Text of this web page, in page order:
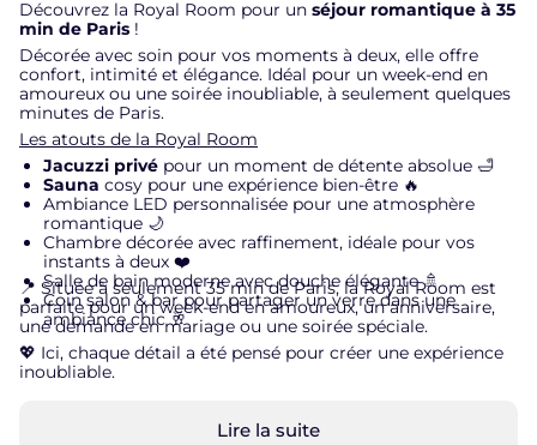
Découvrez la Royal Room pour un séjour romantique à 35
min de Paris !
Décorée avec soin pour vos moments à deux, elle offre
confort, intimité et élégance. Idéal pour un week-end en
amoureux ou une soirée inoubliable, à seulement quelques
minutes de Paris.
Les atouts de la Royal Room
Jacuzzi privé pour un moment de détente absolue 🛁
Sauna cosy pour une expérience bien-être 🔥
Ambiance LED personnalisée pour une atmosphère
romantique 🌙
Chambre décorée avec raffinement, idéale pour vos
instants à deux ❤️
Salle de bain moderne avec douche élégante 🚿
Coin salon & bar pour partager un verre dans une
ambiance chic 🥂
📍 Située à seulement 35 min de Paris, la Royal Room est
parfaite pour un week-end en amoureux, un anniversaire,
une demande en mariage ou une soirée spéciale.
💖 Ici, chaque détail a été pensé pour créer une expérience
inoubliable.
Lire la suite